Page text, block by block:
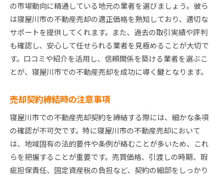
の市場動向に精通している地元の業者を選びましょう。彼ら
は寝屋川市の不動産売却の適正価格を熟知しており、適切な
サポートを提供してくれます。また、過去の取引実績や評判
も確認し、安心して任せられる業者を見極めることが大切で
す。口コミや紹介を活用し、信頼関係を築ける業者を選ぶこ
とが、寝屋川市での不動産売却を成功に導く鍵となります。
売却契約締結時の注意事項
寝屋川市での不動産売却契約を締結する際には、細かな条項
の確認が不可欠です。特に寝屋川市の不動産売却において
は、地域固有の法的要件や条例が絡むことが多いため、これ
らを把握することが重要です。売買価格、引渡しの時期、瑕
疵担保責任、固定資産税の負担など、契約の細部をしっかり